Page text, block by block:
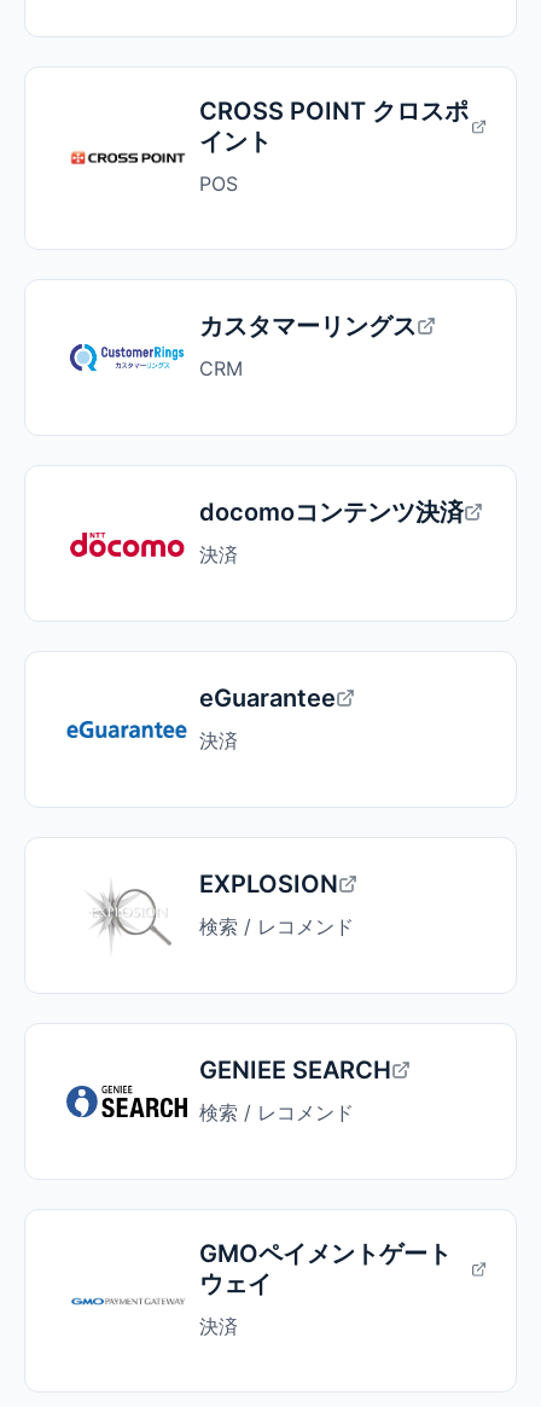
CROSS POINT クロスポ
イント
POS
カスタマーリングス
CRM
docomoコンテンツ決済
決済
eGuarantee
決済
EXPLOSION
検索 / レコメンド
GENIEE SEARCH
検索 / レコメンド
GMOペイメントゲート
ウェイ
決済